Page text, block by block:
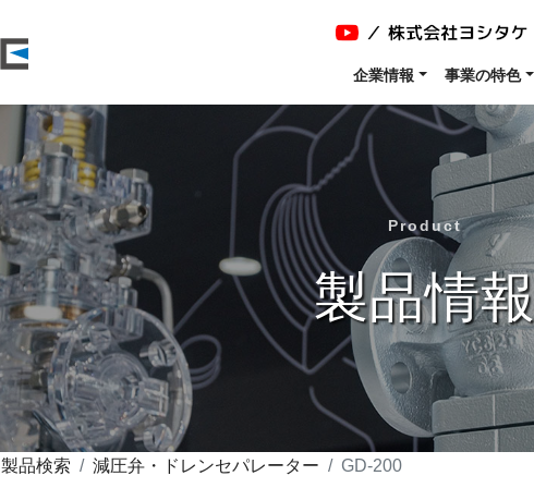
企業情報 事業の特色
Product
製品情報
製品検索 減圧弁・ドレンセパレーター GD-200